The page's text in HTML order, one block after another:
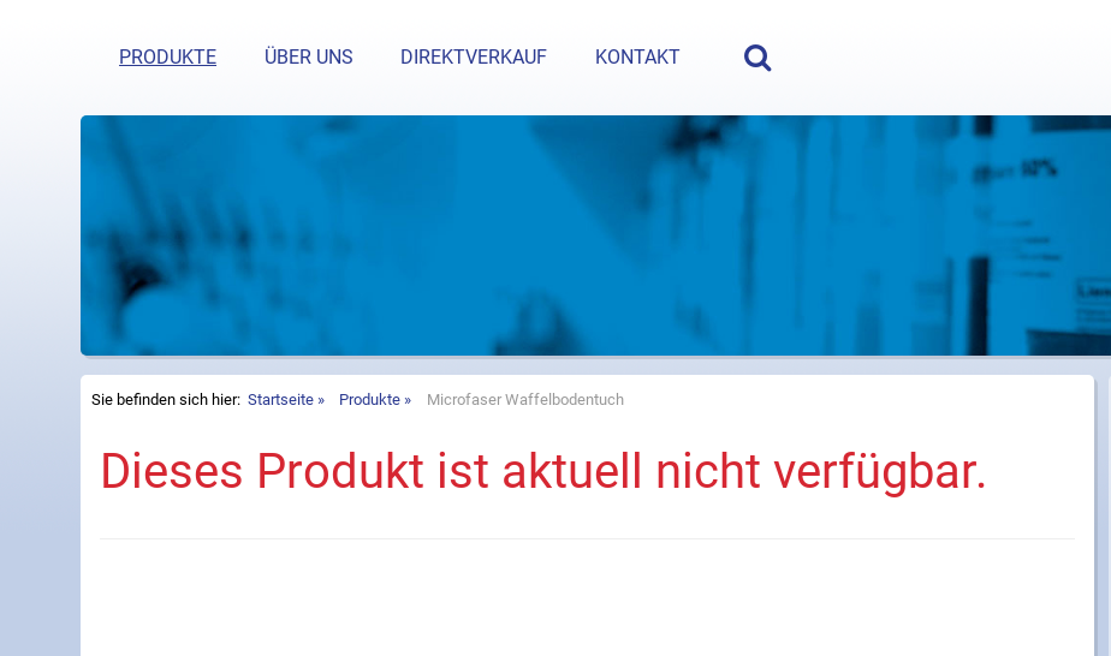
Haben Sie Fragen? Nehmen Sie Kontakt auf:
PRODUKTE ÜBER UNS DIREKTVERKAUF KONTAKT
Sie befinden sich hier: Startseite Produkte Microfaser Waffelbodentuch
Dieses Produkt ist aktuell nicht verfügbar.